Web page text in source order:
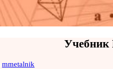
Учебник
mmetalnik